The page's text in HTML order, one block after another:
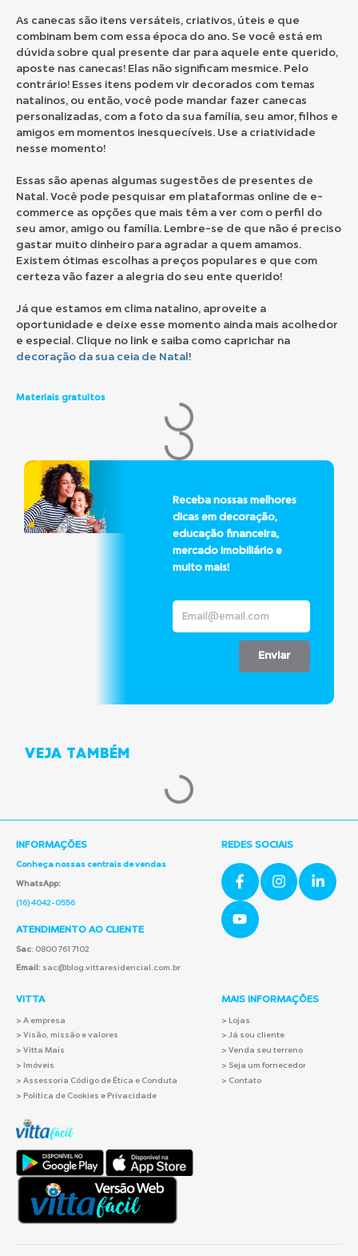
As canecas são itens versáteis, criativos, úteis e que
combinam bem com essa época do ano. Se você está em
dúvida sobre qual presente dar para aquele ente querido,
aposte nas canecas! Elas não significam mesmice. Pelo
contrário! Esses itens podem vir decorados com temas
natalinos, ou então, você pode mandar fazer canecas
personalizadas, com a foto da sua família, seu amor, filhos e
amigos em momentos inesquecíveis. Use a criatividade
nesse momento!
Essas são apenas algumas sugestões de presentes de
Natal. Você pode pesquisar em plataformas online de e-
commerce as opções que mais têm a ver com o perfil do
seu amor, amigo ou família. Lembre-se de que não é preciso
gastar muito dinheiro para agradar a quem amamos.
Existem ótimas escolhas a preços populares e que com
certeza vão fazer a alegria do seu ente querido!
Já que estamos em clima natalino, aproveite a
oportunidade e deixe esse momento ainda mais acolhedor
e especial. Clique no link e saiba como caprichar na
decoração da sua ceia de Natal !
Materiais gratuitos
Receba nossas melhores
dicas em decoração,
educação financeira,
mercado imobiliário e
muito mais!
Enviar
VEJA TAMBÉM
INFORMAÇÕES
Conheça nossas centrais de vendas
WhatsApp:
(16) 4042-0556
ATENDIMENTO AO CLIENTE
Sac: 0800 761 7102
Email : sac@blog.vittaresidencial.com.br
VITTA
> A empresa
> Visão, missão e valores
> Vitta Mais
> Imóveis
> Assessoria Código de Ética e Conduta
> Política de Cookies e Privacidade
MAIS INFORMAÇÕES
> Lojas
> Já sou cliente
> Venda seu terreno
> Seja um fornecedor
> Contato
REDES SOCIAIS